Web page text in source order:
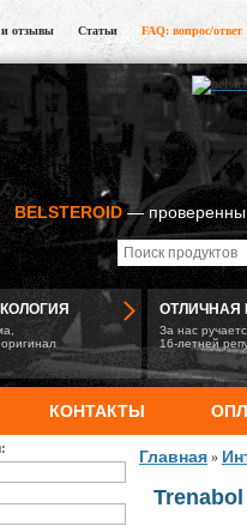
отзывы Статьи FAQ: вопрос/ответ
BELSTEROID—
ОТЛИЧНАЯ
За нас
16-летней
КОНТАКТЫ
Главная »